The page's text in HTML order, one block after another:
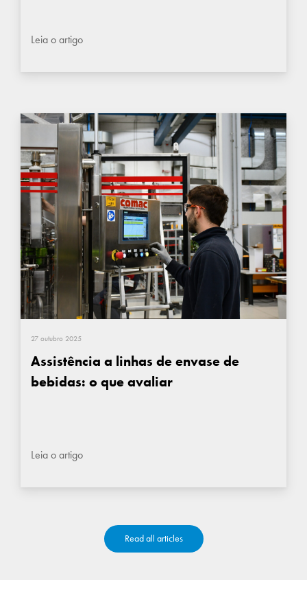
Leia o artigo
27 outubro 2025
Assistência a linhas de envase de
bebidas: o que avaliar
Leia o artigo
Read all articles